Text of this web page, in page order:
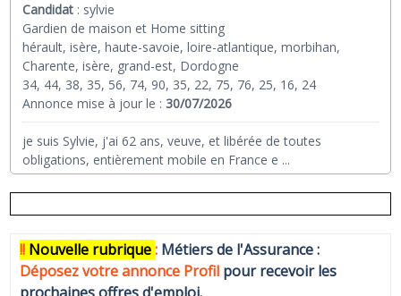
Candidat : sylvie
Gardien de maison et Home sitting
hérault, isère, haute-savoie, loire-atlantique, morbihan,
Charente, isère, grand-est, Dordogne
34, 44, 38, 35, 56, 74, 90, 35, 22, 75, 76, 25, 16, 24
Annonce mise à jour le :30/07/2026
je suis Sylvie, j'ai 62 ans, veuve, et libérée de toutes
obligations, entièrement mobile en France e ...
!! Nouvelle rubrique: Métiers de l'Assurance :
Déposez votre annonce Profil pour recevoir les